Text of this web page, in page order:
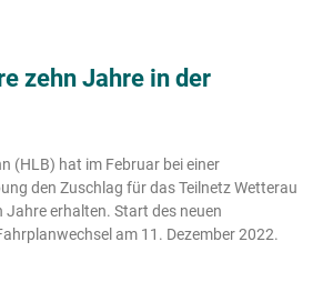
zehn Jahre in der
(HLB) hat im Februar bei einer
den Zuschlag für das Teilnetz Wetterau
Jahre erhalten. Start des neuen
am 11. Dezember 2022.